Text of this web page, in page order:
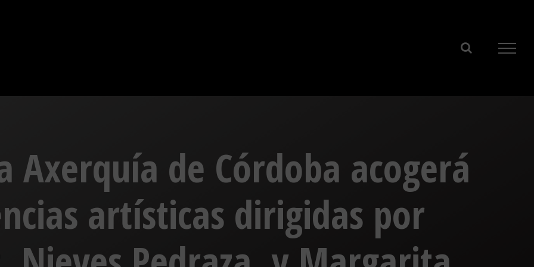
Axerquía de Córdoba acogerá
artísticas dirigidas por